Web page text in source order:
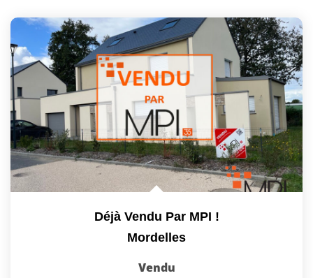
Déjà Vendu Par MPI !
Mordelles
Vendu